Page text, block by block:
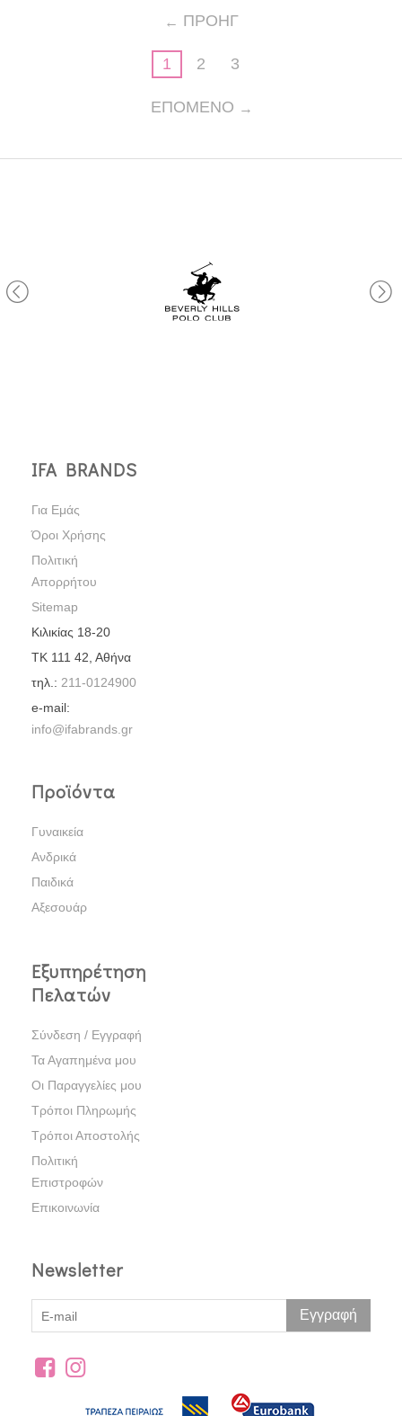
ΠΡΟΗΓ
1 2 3
ΕΠΌΜΕΝΟ
IFA BRANDS
Για Εμάς
Όροι Χρήσης
Πολιτική
Απορρήτου
Sitemap
Κιλικίας 18-20
ΤΚ 111 42, Αθήνα
τηλ.: 211-0124900
e-mail:
info@ifabrands.gr
Προϊόντα
Γυναικεία
Ανδρικά
Παιδικά
Αξεσουάρ
Εξυπηρέτηση
Πελατών
Σύνδεση / Εγγραφή
Τα Αγαπημένα μου
Οι Παραγγελίες μου
Τρόποι Πληρωμής
Τρόποι Αποστολής
Πολιτική
Επιστροφών
Επικοινωνία
Newsletter
Εγγραφή